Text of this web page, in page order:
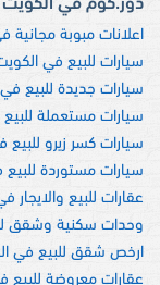
دوّر.كوم في الكويت
اعلانات مبوبة مجانية
سيارات للبيع في
سيارات جديدة للبيع
سيارات مستعملة
سيارات كسر زيرو
سيارات مستوردة
عقارات للبيع والايجار
وحدات سكنية وشقق
ارخص شقق للبيع في
عقارات معروضة للبيع